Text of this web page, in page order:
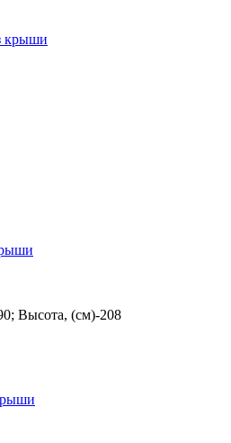
Высота, (см)-208